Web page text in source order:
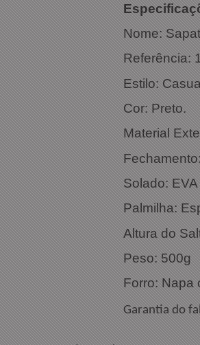
Nome:
Referência:
Estilo:
Cor: Preto.
Material
Solado:
Palmilha:
Altura do
Peso: 500g
Forro: Napa
Garantia do